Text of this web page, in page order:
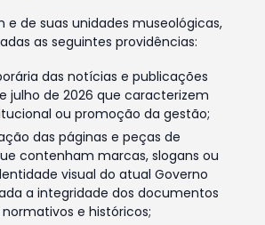
e de suas unidades museológicas,
as seguintes providências:
das notícias e publicações
julho de 2026 que caracterizem
ou promoção da gestão;
das páginas e peças de
contenham marcas, slogans ou
visual do atual Governo
a integridade dos documentos
e históricos;